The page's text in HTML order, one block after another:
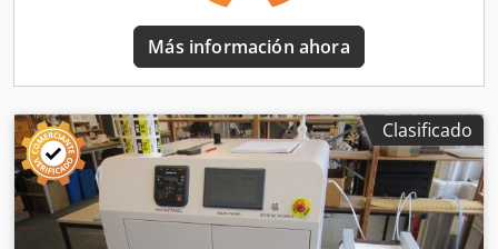
Más información ahora
Clasificado